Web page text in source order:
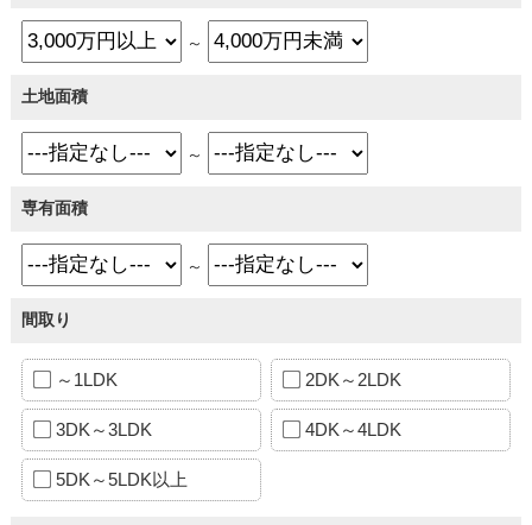
～
土地面積
～
専有面積
～
間取り
～1LDK 2DK～2LDK
3DK～3LDK 4DK～4LDK
5DK～5LDK以上